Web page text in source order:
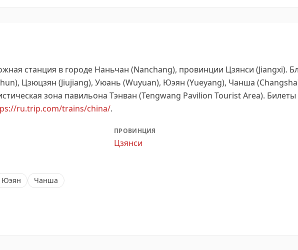
станция в городе Наньчан (Nanchang), провинции Цзянси (Jiangxi).
Цзюцзян (Jiujiang), Уюань (Wuyuan), Юэян (Yueyang), Чанша
зона павильона Тэнван (Tengwang Pavilion Tourist Area). Билеты
ru.trip.com/trains/china/.
ПРОВИНЦИЯ
Цзянси
Юэян Чанша